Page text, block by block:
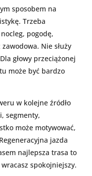
sposobem na
Trzeba
pogodę,
Nie służy
głowy przeciążonej
może być bardzo
w kolejne źródło
segmenty,
może motywować,
jazda
najlepsza trasa to
spokojniejszy.